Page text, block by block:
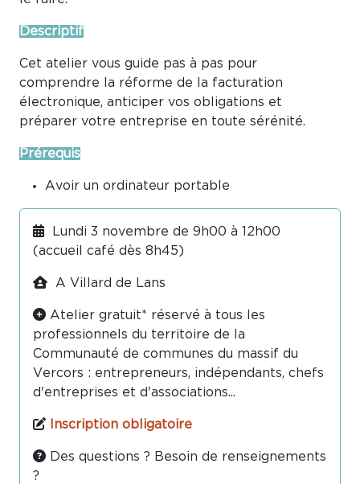
Descriptif
Cet atelier vous guide pas à pas pour
comprendre la réforme de la facturation
électronique, anticiper vos obligations et
préparer votre entreprise en toute sérénité.
Prérequis
Avoir un ordinateur portable
Lundi 3 novembre de 9h00 à 12h00
(accueil café dès 8h45)
A Villard de Lans
Atelier gratuit* réservé à tous les
professionnels du territoire de la
Communauté de communes du massif du
Vercors : entrepreneurs, indépendants, chefs
d'entreprises et d'associations...
Inscription obligatoire
Des questions ? Besoin de renseignements
?